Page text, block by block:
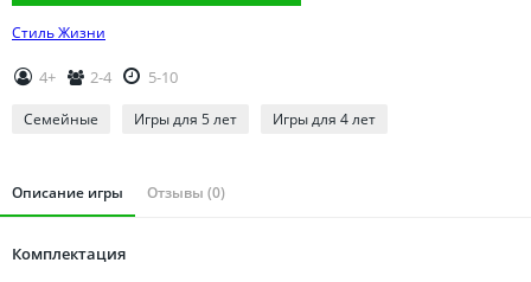
Томская область
Тюменская область
Удмуртия
Ульяновская область
Стиль Жизни
4+ 2-4 5-10
Семейные Игры для 5 лет Игры для 4 лет
Описание игры Отзывы (0)
Комплектация